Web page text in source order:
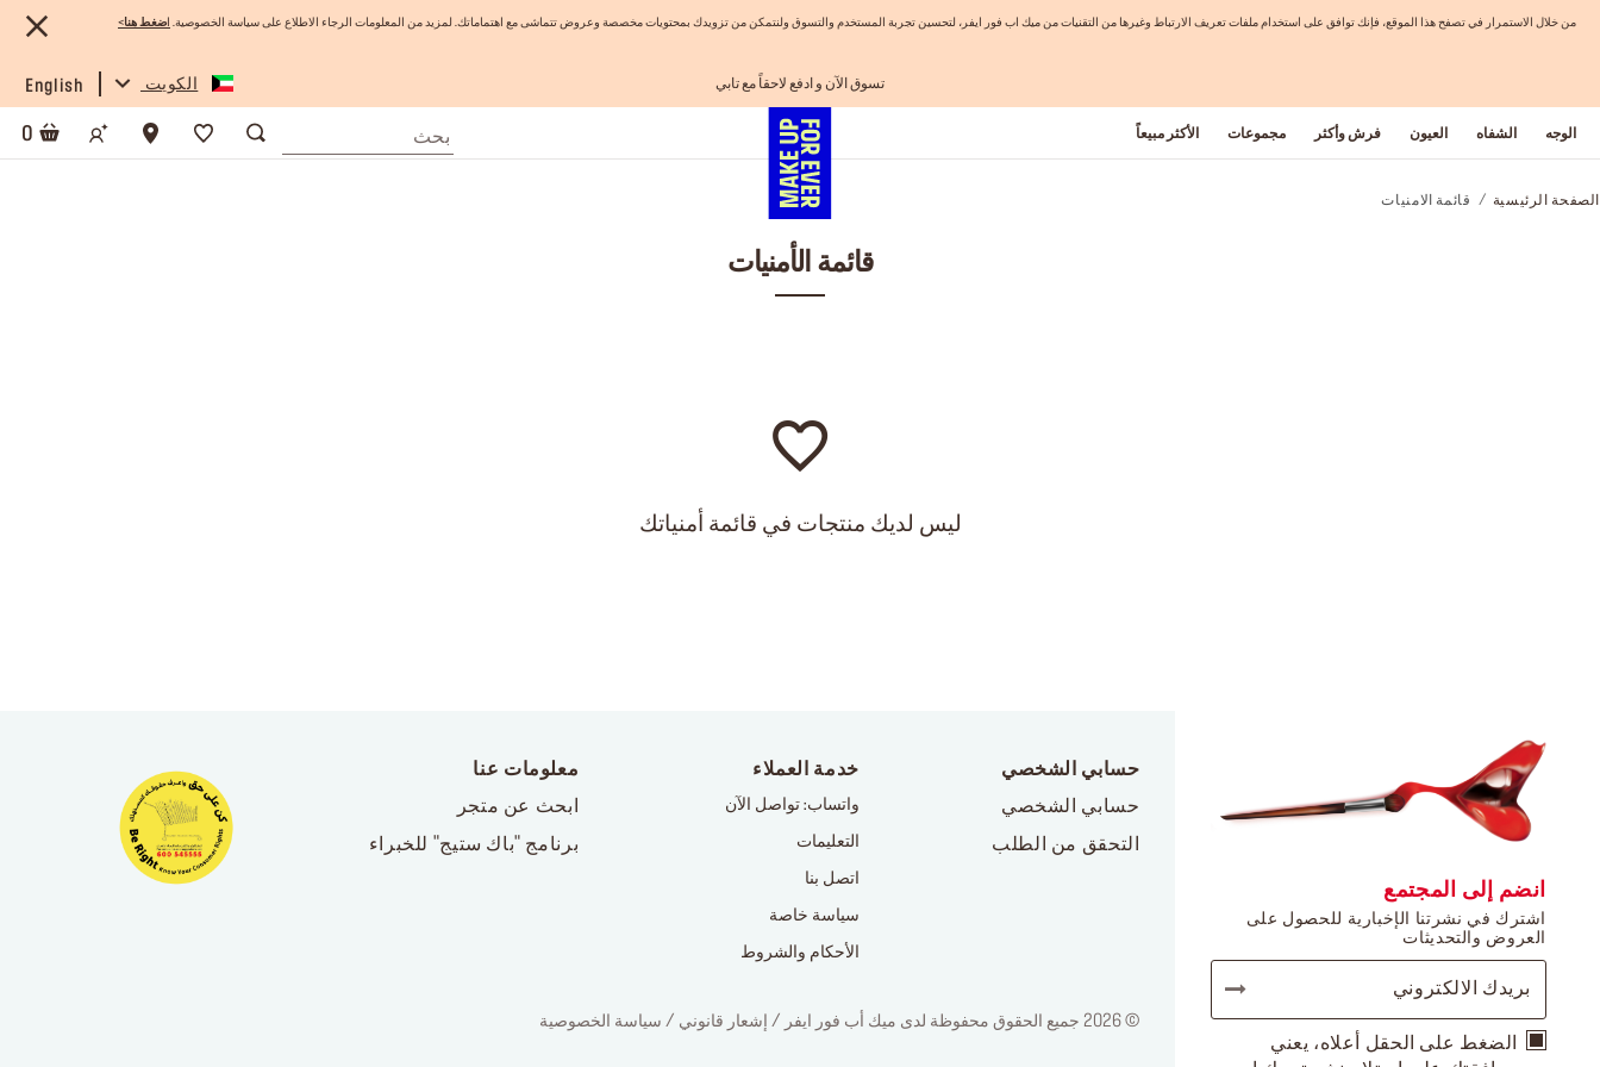
من خلال الاستمرار في تصفح هذا الموقع، فإنك توافق على استخدام ملفات تعريف الارتباط وغيرها من التقنيات من ميك اب فور ايفر، لتحسين تجربة المستخدم والتسوق ولنتمكن من تزويدك بمحتويات مخصصة وعروض تتماشى مع اهتماماتك. لمزيد من المعلومات الرجاء الاطلاع على سياسة الخصوصية. ضغط هنا >
شحن مجاني لجميع الطلبات
تسوق الآن و ادفع لاحقاً مع تابي
اهدي مجموعاتك المفضلة! تسوق الآن
الفرصة الأخيرة: خصم 25% على خطوط مختارة
الكويت English
الوجه الشفاه العيون فرش وأكثر مجموعات الأكثر مبيعاً 0
الصفحة الرئيسية قائمة الامنيات
قائمة الأمنيات
ليس لديك منتجات في قائمة أمنياتك
انضم إلى المجتمع
اشترك في نشرتنا الإخبارية للحصول على
العروض والتحديثات
الضغط على الحقل أعلاه، يعني
حسابي الشخصي
حسابي الشخصي
التحقق من الطلب
خدمة العملاء
واتساب: تواصل الآن
التعليمات
اتصل بنا
سياسة خاصة
الأحكام والشروط
معلومات عنا
ابحث عن متجر
برنامج "باك ستيج" للخبراء
© 2026 جميع الحقوق محفوظة لدى ميك أب فور ايفر / إشعار قانوني / سياسة الخصوصية